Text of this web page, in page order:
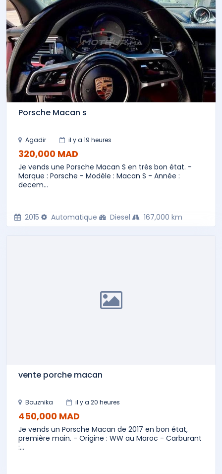
Porsche Macan s
Agadir il y a 19 heures
320,000 MAD
Je vends une Porsche Macan S en très bon état. -
Marque : Porsche - Modèle : Macan S - Année :
decem...
2015 Automatique Diesel 167,000 km
vente porche macan
Bouznika il y a 20 heures
450,000 MAD
Je vends un Porsche Macan de 2017 en bon état,
première main. - Origine : WW au Maroc - Carburant
:...